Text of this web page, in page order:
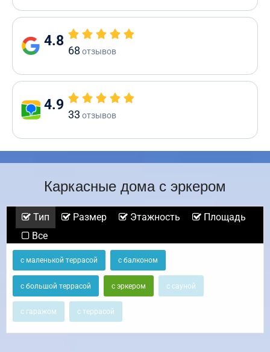
4.8
68 отзывов
4.9
33 отзывов
Каркасные дома с эркером
Тип Размер Этажность
Площадь
Все
с маленькой террасой с балконом
с большой террасой с эркером с сауной
с гаражом с террасой